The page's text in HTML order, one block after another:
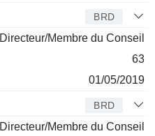
BRD
Directeur/Membre du Conseil
63
01/05/2019
BRD
Directeur/Membre du Conseil